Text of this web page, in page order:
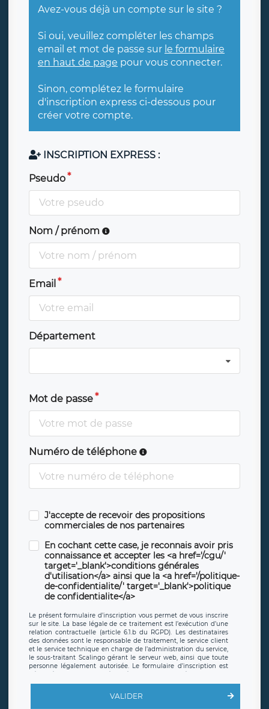
Avez-vous déjà un compte sur le site ?
Si oui, veuillez compléter les champs
email et mot de passe sur le formulaire
en haut de page pour vous connecter.
Sinon, complétez le formulaire
d'inscription express ci-dessous pour
créer votre compte.
INSCRIPTION EXPRESS :
Pseudo
Nom / prénom
Email
Département
Mot de passe
Numéro de téléphone
J'accepte de recevoir des propositions
commerciales de nos partenaires
En cochant cette case, je reconnais avoir pris
connaissance et accepter les <a href='/cgu/'
target='_blank'>conditions générales
d'utilisation</a> ainsi que la <a href='/politique-
de-confidentialite/' target='_blank'>politique
de confidentialite</a>
Le présent formulaire d’inscription vous permet de vous inscrire
sur le site. La base légale de ce traitement est l’exécution d’une
relation contractuelle (article 6.1.b du RGPD). Les destinataires
des données sont le responsable de traitement, le service client
et le service technique en charge de l’administration du service,
le sous-traitant Scalingo gérant le serveur web, ainsi que toute
personne légalement autorisée. Le formulaire d’inscription est
offrant desclauses de protection conformes au RGPD. Les
en sollicite la suppression, étant entendu que vous pouvez
VALIDER